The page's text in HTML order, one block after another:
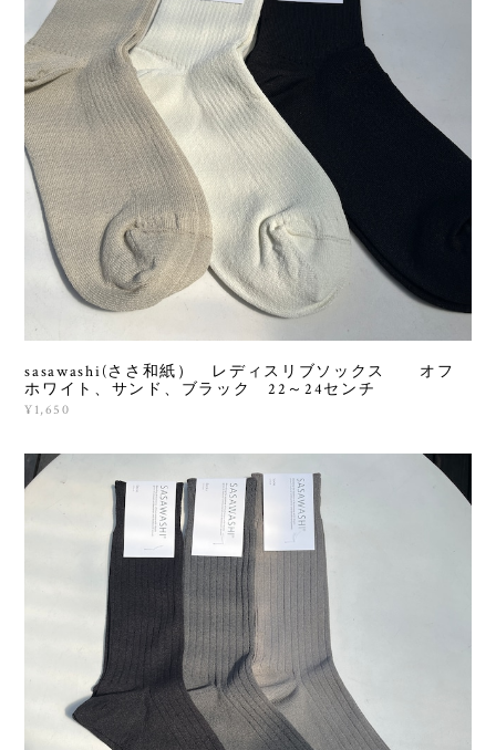
sasawashi(ささ和紙） レディスリブソックス オフ
ホワイト、サンド、ブラック 22～24センチ
¥1,650